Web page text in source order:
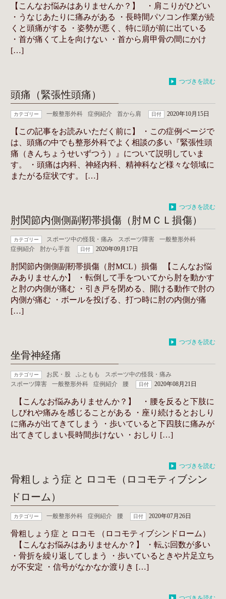
【こんなお悩みはありませんか？】 ・肩こりがひどい
・うなじあたりに痛みがある ・長時間パソコン作業が続
くと頭痛がする ・姿勢が悪く、特に頭が前に出ている
・首が痛くて上を向けない ・首から肩甲骨の間にかけ
[…]
つづきを読む
頭痛（緊張性頭痛）
カテゴリー 一般整形外科 症例紹介 首から肩 日付 2020年10月15日
【この記事をお読みいただく前に】 ・この症例ページで
は、頭痛の中でも整形外科でよく相談の多い『緊張性頭
痛（きんちょうせいずつう）』について説明していま
す。 ・頭痛は内科、神経内科、精神科など様々な領域に
またがる症状です。 […]
つづきを読む
肘関節内側側副靭帯損傷（肘ＭＣＬ損傷）
カテゴリー スポーツ中の怪我・痛み スポーツ障害
一般整形外科
症例紹介
肘から手首 日付 2020年09月17日
肘関節内側側副靭帯損傷（肘MCL）損傷 【こんなお悩
みありませんか】 ・転倒して手をついてから肘を動かす
と肘の内側が痛む ・引き戸を閉める、開ける動作で肘の
内側が痛む ・ボールを投げる、打つ時に肘の内側が痛
[…]
つづきを読む
坐骨神経痛
カテゴリー お尻・股 ふともも
スポーツ中の怪我・痛み
スポーツ障害
一般整形外科 症例紹介 腰 日付 2020年08月21日
【こんなお悩みありませんか？】 ・腰を反ると下肢に
しびれや痛みを感じることがある ・座り続けるとおしり
に痛みが出てきてしまう ・歩いていると下四肢に痛みが
出てきてしまい長時間歩けない ・おしり […]
つづきを読む
骨粗しょう症 と ロコモ（ロコモティブシン
ドローム）
カテゴリー 一般整形外科 症例紹介 腰 日付 2020年07月26日
骨粗しょう症 と ロコモ （ロコモティブシンドローム）
【こんなお悩みはありませんか？】 ・転ぶ回数が多い
・骨折を繰り返してしまう ・歩いているときや片足立ち
が不安定 ・信号がなかなか渡りき […]